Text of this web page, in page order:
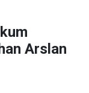
Arslan